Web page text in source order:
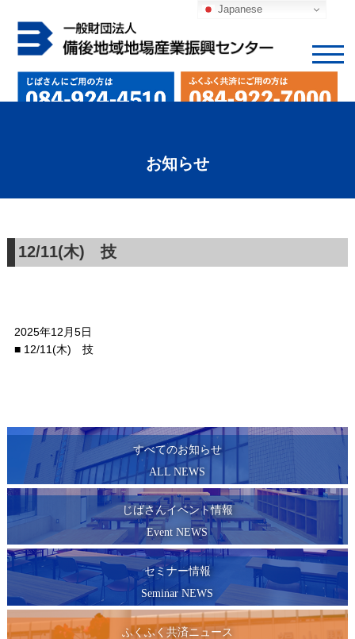
お知らせ
12/11(木) 技
2025年12月5日
■ 12/11(木) 技
すべてのお知らせ
ALL NEWS
じばさんイベント情報
Event NEWS
セミナー情報
Seminar NEWS
ふくふく共済ニュース
Japanese